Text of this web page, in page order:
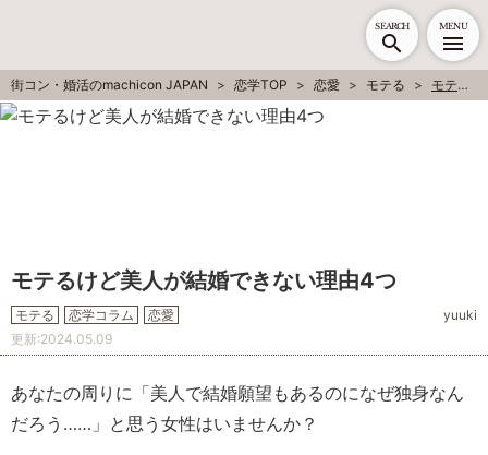
SEARCH MENU
街コン・婚活のmachicon JAPAN 恋学TOP 恋愛 モテる モテるけど美人が結婚できない理由4つ
モテるけど美人が結婚できない理由4つ
モテる 恋学コラム 恋愛
yuuki
更新:2024.05.09
あなたの周りに「美人で結婚願望もあるのになぜ独身なん
だろう……」と思う女性はいませんか？